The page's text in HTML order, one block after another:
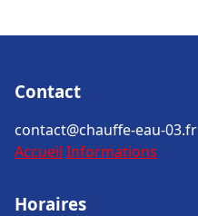
Contact
contact@chauffe-eau-03.fr
Accueil Informations
Horaires